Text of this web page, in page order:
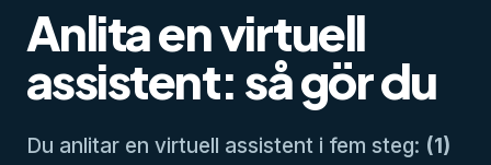
Anlita en virtuell
assistent: så gör du
Du anlitar en virtuell assistent i fem steg: (1)